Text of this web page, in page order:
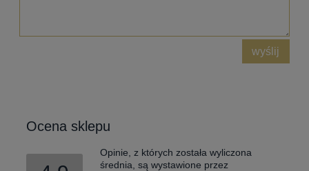
wyślij
Ocena sklepu
Opinie, z których została wyliczona
średnia, są wystawione przez